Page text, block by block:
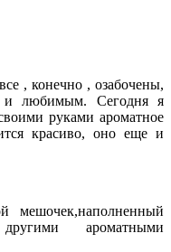
, конечно , озабочены,
и любимым. Сегодня я
руками ароматное
красиво, оно еще и
мешочек,наполненный
ароматными